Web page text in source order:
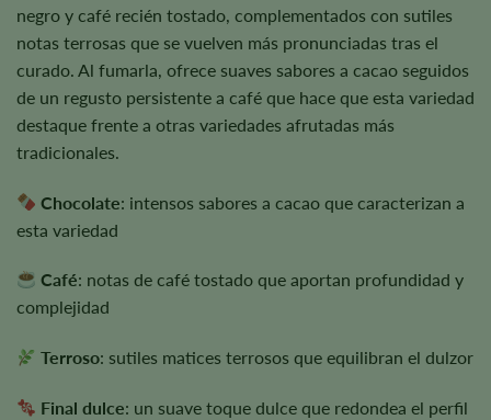
negro y café recién tostado, complementados con sutiles
notas terrosas que se vuelven más pronunciadas tras el
curado. Al fumarla, ofrece suaves sabores a cacao seguidos
de un regusto persistente a café que hace que esta variedad
destaque frente a otras variedades afrutadas más
tradicionales.
Chocolate: intensos sabores a cacao que caracterizan a
esta variedad
Café: notas de café tostado que aportan profundidad y
complejidad
Terroso: sutiles matices terrosos que equilibran el dulzor
Final dulce: un suave toque dulce que redondea el perfil